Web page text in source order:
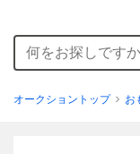
オークショントップ お